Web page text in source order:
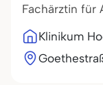
Fachärztin für
Klinikum